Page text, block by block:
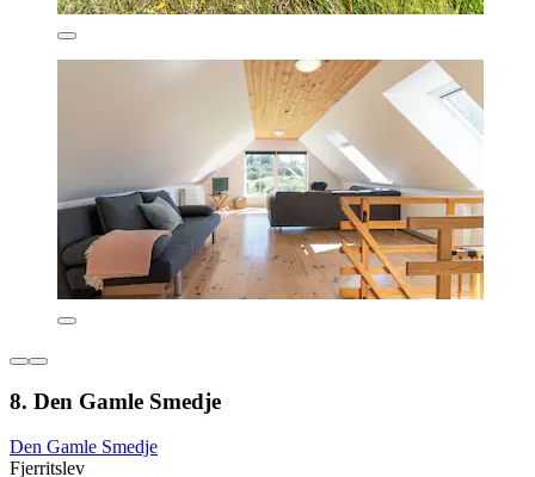
8. Den Gamle Smedje
Den Gamle Smedje
Fjerritslev